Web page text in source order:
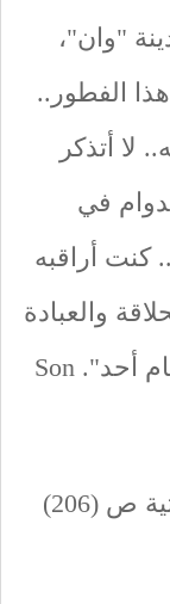
"وان"،
الفطور..
لا أتذكر
في
كنت أراقبه
والعبادة
اهتماماً كبيراً، ولم يكن يتناول طعام أحد". Son
ص (206)